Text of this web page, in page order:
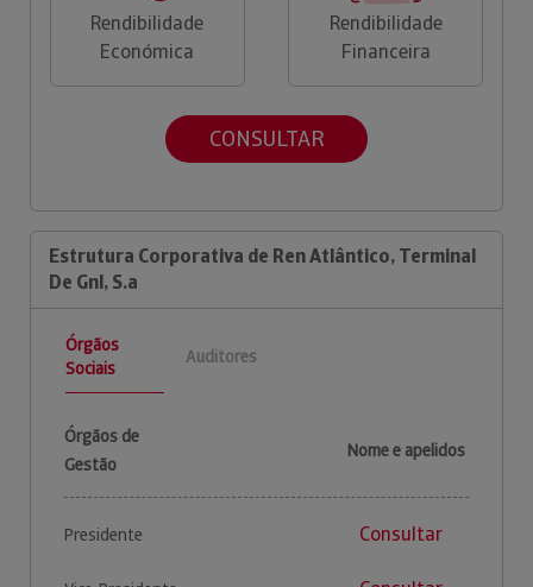
Rendibilidade
Económica
Rendibilidade
Financeira
CONSULTAR
Estrutura Corporativa de Ren Atlântico, Terminal
De Gnl, S.a
Órgãos
Sociais
Auditores
Órgãos de
Gestão
Nome e apelidos
Presidente Consultar